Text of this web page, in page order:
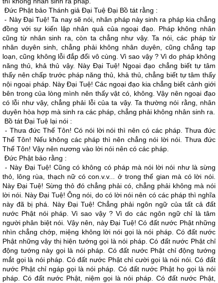
Ðức Phật bảo Thánh giả Ðại Tuệ Ðại Bồ tát rằng :
- Này Ðại Tuệ! Ta nay sẽ nói, nhân pháp này sinh ra pháp kia chẳng
đồng với sự kiến lập nhân quả của ngoại đạo. Pháp không nhân
cũng từ nhân sinh ra, còn ta chẳng như vậy. Ta nói, các pháp từ
nhân duyên sinh, chẳng phải không nhân duyên, cũng chẳng tạp
loạn, cũng không lỗi đắp đổi vô cùng. Vì sao vậy ? Vì do pháp không
năng thủ, khả thủ vậy. Này Ðại Tuệ! Ngoại đạo chẳng biết tự tâm
thấy nên chấp trước pháp năng thủ, khả thủ, chẳng biết tự tâm thấy
nội ngoại pháp. Này Ðại Tuệ! Các ngoại đạo kia chẳng biết cảnh giới
bên trong của lòng mình nên thấy vật có, không. Vậy nên ngoại đạo
có lỗi như vậy, chẳng phải lỗi của ta vậy. Ta thường nói rằng, nhân
duyên hòa hợp mà sinh ra các pháp, chẳng phải không nhân sinh ra.
Bồ tát Ðại Tuệ lại nói :
- Thưa đức Thế Tôn! Có nói lời nói thì nên có các pháp. Thưa đức
Thế Tôn! Nếu không các pháp thì nên chẳng nói lời nói. Thưa đức
Thế Tôn! Vậy nên nương vào lời nói nên có các pháp.
Ðức Phật bảo rằng :
- Này Ðại Tuệ! Cũng có không có pháp mà nói lời nói như là sừng
thỏ, lông rùa, thạch nữ có con.v.v... ở trong thế gian mà có lời nói.
Này Ðại Tuệ! Sừng thỏ đó chẳng phải có, chẳng phải không mà nói
lời nói. Này Ðại Tuệ! Ông nói, do có lời nói nên có các pháp thì nghĩa
này đã bị phá. Này Ðại Tuệ! Chẳng phải ngôn ngữ của tất cả đất
nước Phật nói pháp. Vì sao vậy ? Vì do các ngôn ngữ chỉ là tâm
người phân biệt nói. Vậy nên, này Ðại Tuệ! Có đất nước Phật những
nhìn chẳng chớp, miệng không lời nói gọi là nói pháp. Có đất nước
Phật những vậy thị hiện tướng gọi là nói pháp. Có đất nước Phật chỉ
động tướng này gọi là nói pháp. Có đất nước Phật chỉ động tướng
mắt gọi là nói pháp. Có đất nước Phật chỉ cười gọi là nói nói. Có đất
nước Phật chỉ ngáp gọi là nói pháp. Có đất nước Phật họ gọi là nói
pháp. Có đất nước Phật, niệm gọi là nói pháp. Có đất nước Phật,